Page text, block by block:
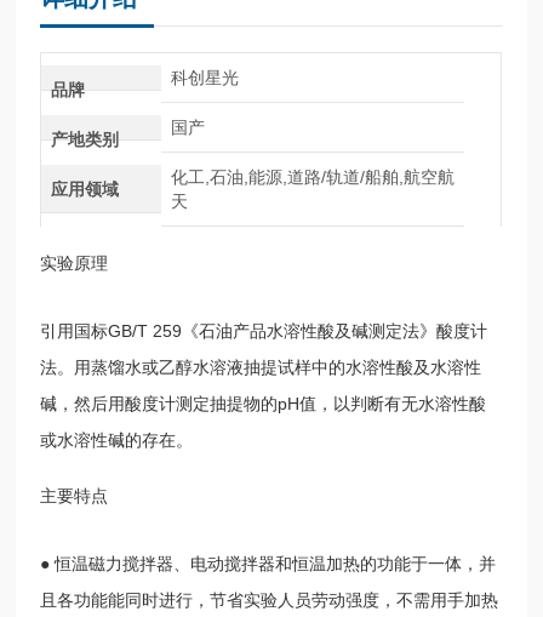
品牌
科创星光
产地类别
国产
应用领域
化工,石油,能源,道路/轨道/船舶,航空航
天
实验原理
引用国标GB/T 259《石油产品水溶性酸及碱测定法》酸度计
法。用蒸馏水或乙醇水溶液抽提试样中的水溶性酸及水溶性
碱，然后用酸度计测定抽提物的pH值，以判断有无水溶性酸
或水溶性碱的存在。
主要特点
● 恒温磁力搅拌器、电动搅拌器和恒温加热的功能于一体，并
且各功能能同时进行，节省实验人员劳动强度，不需用手加热